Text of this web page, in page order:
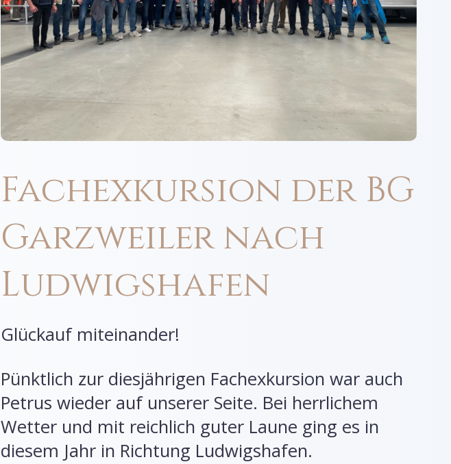
Fachexkursion der BG
Garzweiler nach
Ludwigshafen
Glückauf miteinander!
Pünktlich zur diesjährigen Fachexkursion war auch
Petrus wieder auf unserer Seite. Bei herrlichem
Wetter und mit reichlich guter Laune ging es in
diesem Jahr in Richtung Ludwigshafen.